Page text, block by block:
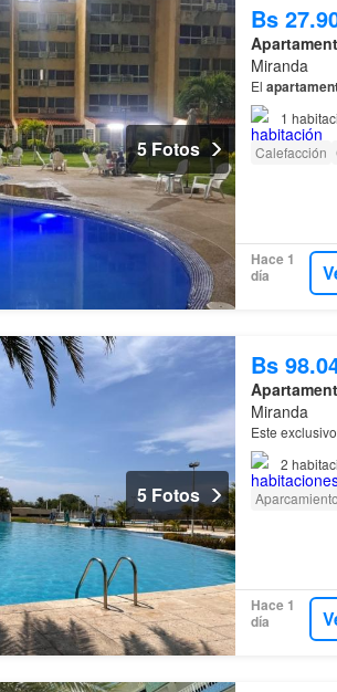
5 Fotos
Bs
Miranda
El
1
Calefacción
Hace 1
día
5 Fotos
Bs
Miranda
Este exclusivo
2
Aparcamiento
Hace 1
día